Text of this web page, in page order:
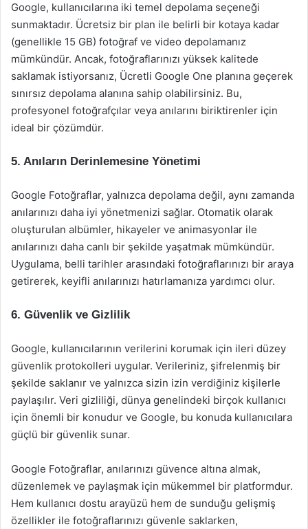
Google, kullanıcılarına iki temel depolama seçeneği
sunmaktadır. Ücretsiz bir plan ile belirli bir kotaya kadar
(genellikle 15 GB) fotoğraf ve video depolamanız
mümkündür. Ancak, fotoğraflarınızı yüksek kalitede
saklamak istiyorsanız, Ücretli Google One planına geçerek
sınırsız depolama alanına sahip olabilirsiniz. Bu,
profesyonel fotoğrafçılar veya anılarını biriktirenler için
ideal bir çözümdür.
5. Anıların Derinlemesine Yönetimi
Google Fotoğraflar, yalnızca depolama değil, aynı zamanda
anılarınızı daha iyi yönetmenizi sağlar. Otomatik olarak
oluşturulan albümler, hikayeler ve animasyonlar ile
anılarınızı daha canlı bir şekilde yaşatmak mümkündür.
Uygulama, belli tarihler arasındaki fotoğraflarınızı bir araya
getirerek, keyifli anılarınızı hatırlamanıza yardımcı olur.
6. Güvenlik ve Gizlilik
Google, kullanıcılarının verilerini korumak için ileri düzey
güvenlik protokolleri uygular. Verileriniz, şifrelenmiş bir
şekilde saklanır ve yalnızca sizin izin verdiğiniz kişilerle
paylaşılır. Veri gizliliği, dünya genelindeki birçok kullanıcı
için önemli bir konudur ve Google, bu konuda kullanıcılara
güçlü bir güvenlik sunar.
Google Fotoğraflar, anılarınızı güvence altına almak,
düzenlemek ve paylaşmak için mükemmel bir platformdur.
Hem kullanıcı dostu arayüzü hem de sunduğu gelişmiş
özellikler ile fotoğraflarınızı güvenle saklarken,